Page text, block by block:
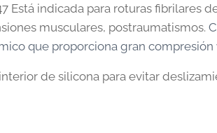
Está indicada para roturas fibrilares
musculares, postraumatismos.
que proporciona gran compresión
de silicona para evitar